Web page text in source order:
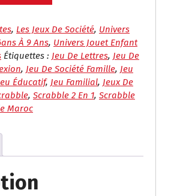
, Les Jeux De Société, Univers
À 9 Ans, Univers Jouet Enfant
Étiquettes : Jeu De Lettres, Jeu De
, Jeu De Société Famille, Jeu
Éducatif, Jeu Familial, Jeux De
, Scrabble 2 En 1, Scrabble
Maroc